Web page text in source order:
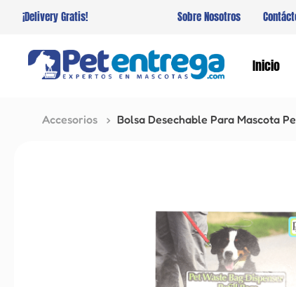
¡Delivery Gratis! Sobre Nosotros
Inicio
Accesorios Bolsa Desechable Para Mascota